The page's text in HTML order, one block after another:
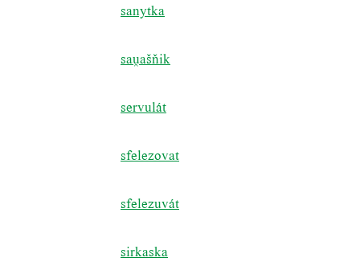
sanytka
sau̯ašňik
servulát
sfelezovat
sfelezuvát
sirkaska